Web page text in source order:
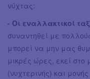
νύχτας:
- Οι εναλλακτικοί
συναντηθεί με
μπορεί να μην μας
μικρές ώρες, εκεί στο
(νυχτερινής) και